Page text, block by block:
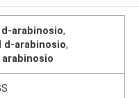
d-arabinosio,
d-arabinosio,